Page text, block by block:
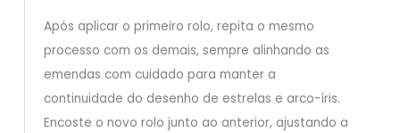
Após aplicar o primeiro rolo, repita o mesmo
processo com os demais, sempre alinhando as
emendas com cuidado para manter a
continuidade do desenho de estrelas e arco-íris.
Encoste o novo rolo junto ao anterior, ajustando a